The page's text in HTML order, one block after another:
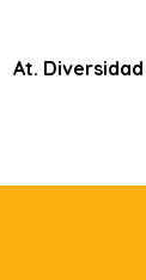
At. Diversidad